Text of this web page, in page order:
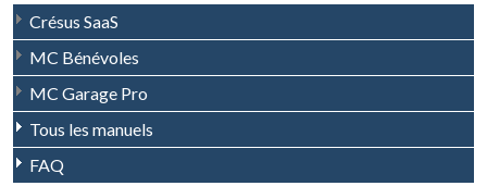
Crésus SaaS
MC Bénévoles
MC Garage Pro
Tous les manuels
FAQ